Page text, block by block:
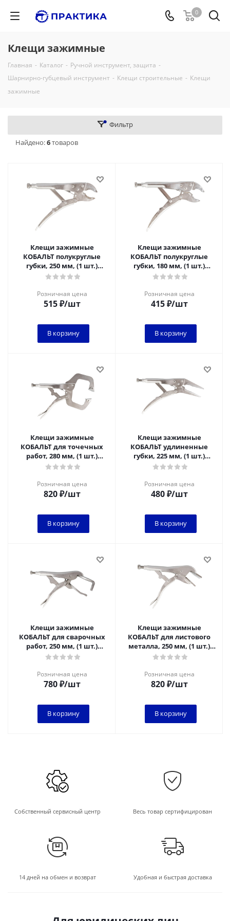
0
Клещи зажимные
Главная - Каталог - Ручной инструмент, защита -
Шарнирно-губцевый инструмент - Клещи строительные - Клещи
зажимные
Фильтр
Найдено:6товаров
Клещи зажимные
КОБАЛЬТ полукруглые
губки, 250 мм, (1 шт.)
подвес
Розничная цена
515₽/шт
В корзину
Клещи зажимные
КОБАЛЬТ полукруглые
губки, 180 мм, (1 шт.)
подвес 1/6
Розничная цена
415₽/шт
В корзину
Клещи зажимные
КОБАЛЬТ для точечных
работ, 280 мм, (1 шт.)
подвес 1/6
Розничная цена
820₽/шт
В корзину
Клещи зажимные
КОБАЛЬТ удлиненные
губки, 225 мм, (1 шт.)
подвес 1/6
Розничная цена
480₽/шт
В корзину
Клещи зажимные
КОБАЛЬТ для сварочных
работ, 250 мм, (1 шт.)
подвес 1/6
Розничная цена
780₽/шт
В корзину
Клещи зажимные
КОБАЛЬТ для листового
металла, 250 мм, (1 шт.)
подвес 1/6
Розничная цена
820₽/шт
В корзину
Собственный сервисный центр Весь товар сертифицирован
14 дней на обмен и возврат Удобная и быстрая доставка